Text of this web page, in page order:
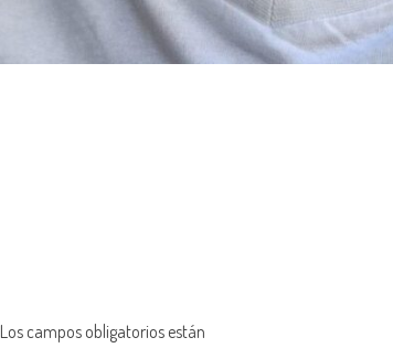
Los campos obligatorios están